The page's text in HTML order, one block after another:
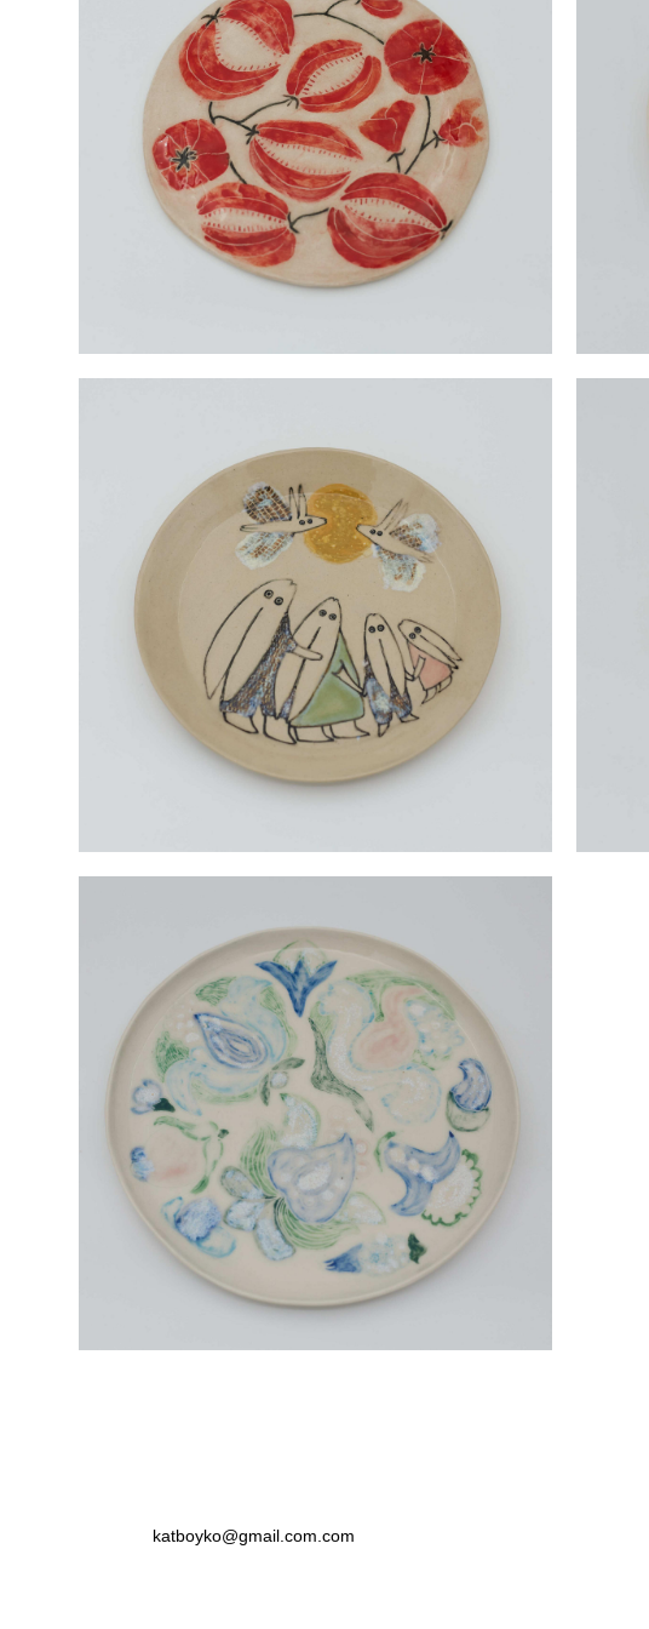
Тарелка Зубастые цветы, средняя, белая
3 000 pуб.
1 500 pуб.
Тарелка семья Зайцев, бежевая, средняя
3 000 pуб.
Тарелка Цветы
5 500 pуб.
3 500 pуб.
katboyko@gmail.com.com